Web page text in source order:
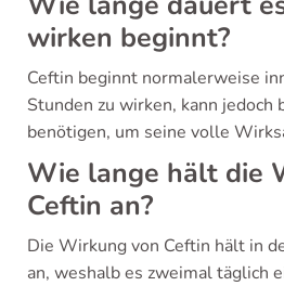
wirken beginnt?
Ceftin beginnt normalerweise
Stunden zu wirken, kann jedoch
benötigen, um seine volle
Wie lange hält die
Ceftin an?
Die Wirkung von Ceftin hält in
an, weshalb es zweimal täglich